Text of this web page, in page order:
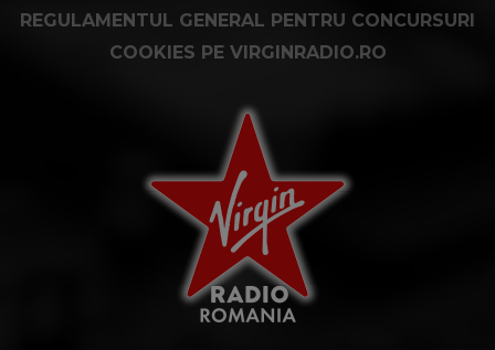
REGULAMENTUL GENERAL PENTRU CONCURSURI
COOKIES PE VIRGINRADIO.RO